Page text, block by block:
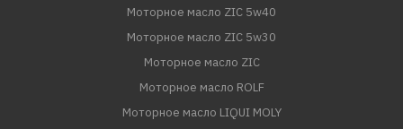
Моторное масло ZIC 5w40
Моторное масло ZIC 5w30
Моторное масло ZIC
Моторное масло ROLF
Моторное масло LIQUI MOLY